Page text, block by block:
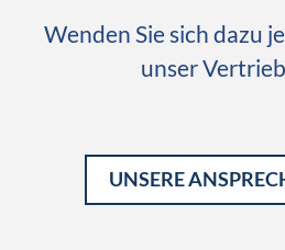
Wenden Sie sich dazu
unser
UNSERE